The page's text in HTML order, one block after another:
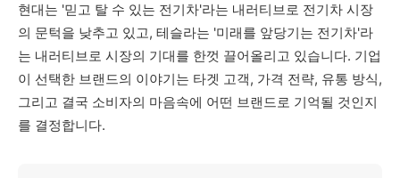
현대는 '믿고 탈 수 있는 전기차'라는 내러티브로 전기차 시장
의 문턱을 낮추고 있고, 테슬라는 '미래를 앞당기는 전기차'라
는 내러티브로 시장의 기대를 한껏 끌어올리고 있습니다. 기업
이 선택한 브랜드의 이야기는 타겟 고객, 가격 전략, 유통 방식,
그리고 결국 소비자의 마음속에 어떤 브랜드로 기억될 것인지
를 결정합니다.